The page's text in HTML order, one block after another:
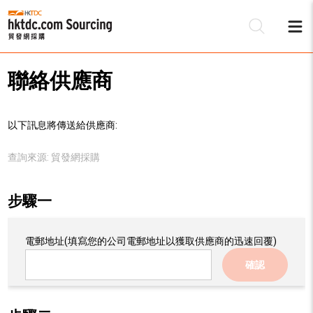
聯絡供應商
以下訊息將傳送給供應商:
查詢來源: 貿發網採購
步驟一
電郵地址(填寫您的公司電郵地址以獲取供應商的迅速回覆)
確認